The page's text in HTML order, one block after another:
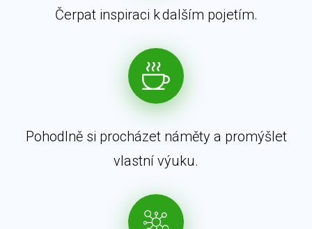
Čerpat inspiraci k dalším pojetím.
Pohodlně si procházet náměty a promýšlet
vlastní výuku.